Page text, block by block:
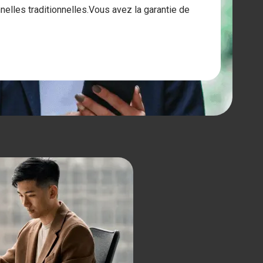
traditionnelles.Vous avez la garantie de